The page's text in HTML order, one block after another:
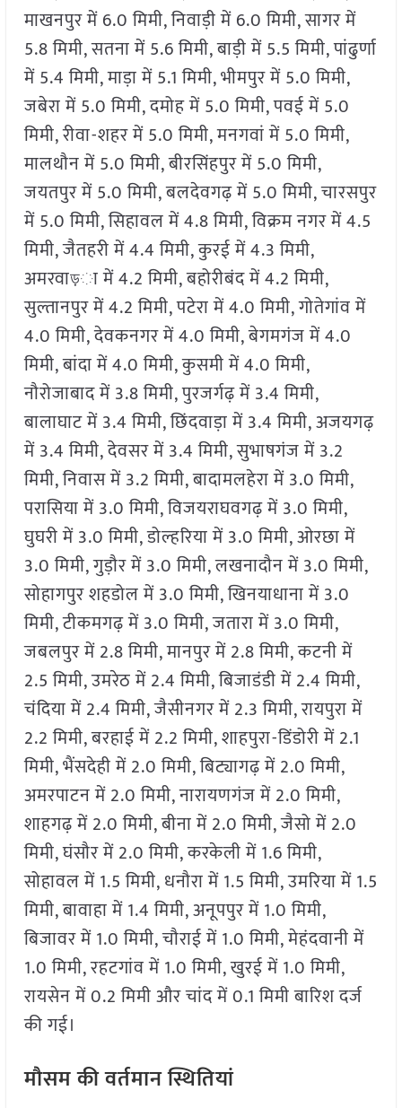
माखनपुर में 6.0 मिमी, निवाड़ी में 6.0 मिमी, सागर में
5.8 मिमी, सतना में 5.6 मिमी, बाड़ी में 5.5 मिमी, पांढुर्णा
में 5.4 मिमी, माड़ा में 5.1 मिमी, भीमपुर में 5.0 मिमी,
जबेरा में 5.0 मिमी, दमोह में 5.0 मिमी, पवई में 5.0
मिमी, रीवा-शहर में 5.0 मिमी, मनगवां में 5.0 मिमी,
मालथौन में 5.0 मिमी, बीरसिंहपुर में 5.0 मिमी,
जयतपुर में 5.0 मिमी, बलदेवगढ़ में 5.0 मिमी, चारसपुर
में 5.0 मिमी, सिहावल में 4.8 मिमी, विक्रम नगर में 4.5
मिमी, जैतहरी में 4.4 मिमी, कुरई में 4.3 मिमी,
अमरवाড়ा में 4.2 मिमी, बहोरीबंद में 4.2 मिमी,
सुल्तानपुर में 4.2 मिमी, पटेरा में 4.0 मिमी, गोतेगांव में
4.0 मिमी, देवकनगर में 4.0 मिमी, बेगमगंज में 4.0
मिमी, बांदा में 4.0 मिमी, कुसमी में 4.0 मिमी,
नौरोजाबाद में 3.8 मिमी, पुरजर्गढ़ में 3.4 मिमी,
बालाघाट में 3.4 मिमी, छिंदवाड़ा में 3.4 मिमी, अजयगढ़
में 3.4 मिमी, देवसर में 3.4 मिमी, सुभाषगंज में 3.2
मिमी, निवास में 3.2 मिमी, बादामलहेरा में 3.0 मिमी,
परासिया में 3.0 मिमी, विजयराघवगढ़ में 3.0 मिमी,
घुघरी में 3.0 मिमी, डोल्हरिया में 3.0 मिमी, ओरछा में
3.0 मिमी, गुड़ौर में 3.0 मिमी, लखनादौन में 3.0 मिमी,
सोहागपुर शहडोल में 3.0 मिमी, खिनयाधाना में 3.0
मिमी, टीकमगढ़ में 3.0 मिमी, जतारा में 3.0 मिमी,
जबलपुर में 2.8 मिमी, मानपुर में 2.8 मिमी, कटनी में
2.5 मिमी, उमरेठ में 2.4 मिमी, बिजाडंडी में 2.4 मिमी,
चंदिया में 2.4 मिमी, जैसीनगर में 2.3 मिमी, रायपुरा में
2.2 मिमी, बरहाई में 2.2 मिमी, शाहपुरा-डिंडोरी में 2.1
मिमी, भैंसदेही में 2.0 मिमी, बिट्यागढ़ में 2.0 मिमी,
अमरपाटन में 2.0 मिमी, नारायणगंज में 2.0 मिमी,
शाहगढ़ में 2.0 मिमी, बीना में 2.0 मिमी, जैसो में 2.0
मिमी, घंसौर में 2.0 मिमी, करकेली में 1.6 मिमी,
सोहावल में 1.5 मिमी, धनौरा में 1.5 मिमी, उमरिया में 1.5
मिमी, बावाहा में 1.4 मिमी, अनूपपुर में 1.0 मिमी,
बिजावर में 1.0 मिमी, चौराई में 1.0 मिमी, मेहंदवानी में
1.0 मिमी, रहटगांव में 1.0 मिमी, खुरई में 1.0 मिमी,
रायसेन में 0.2 मिमी और चांद में 0.1 मिमी बारिश दर्ज
की गई।
मौसम की वर्तमान स्थितियां